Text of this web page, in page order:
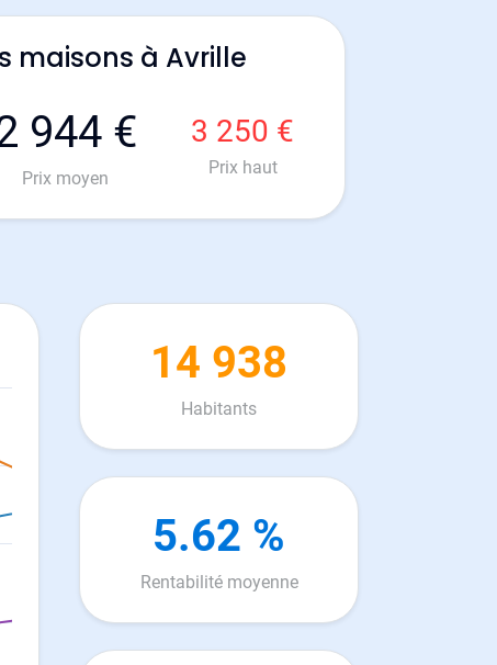
maisons à Avrille
944 €
Prix moyen
3 250 €
Prix haut
14 938
Habitants
5.62 %
Rentabilité moyenne